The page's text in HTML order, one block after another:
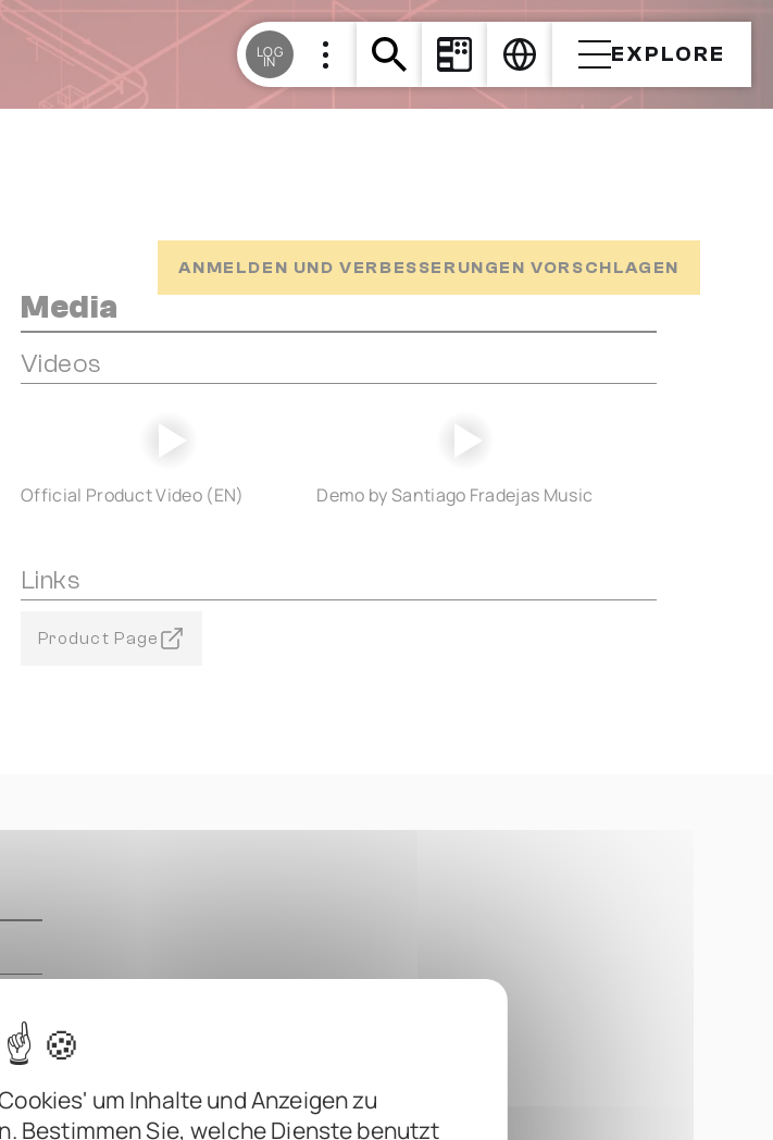
um Inhalte und Anzeigen zu
Bestimmen Sie, welche Dienste benutzt
LOG
IN EXPLORE
ANMELDEN UND VERBESSERUNGEN VORSCHLAGEN
Media
Videos
Official Product Video (EN) Demo by Santiago Fradejas Music
Links
Product Page